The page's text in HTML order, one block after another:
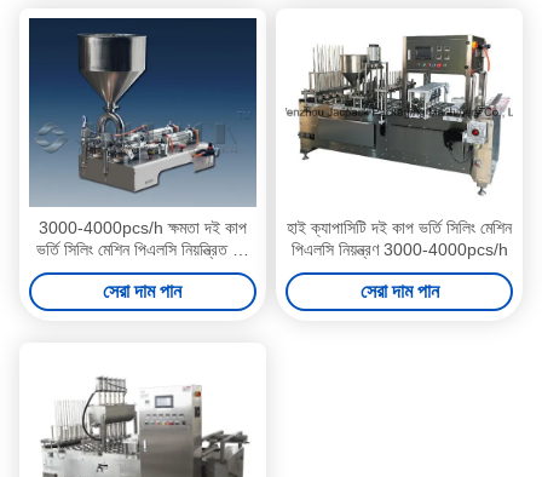
3000-4000pcs/h ক্ষমতা দই কাপ
ভর্তি সিলিং মেশিন পিএলসি নিয়ন্ত্রিত 0-
85C তাপমাত্রা
সেরা দাম পান
হাই ক্যাপাসিটি দই কাপ ভর্তি সিলিং মেশিন
পিএলসি নিয়ন্ত্রণ 3000-4000pcs/h
সেরা দাম পান